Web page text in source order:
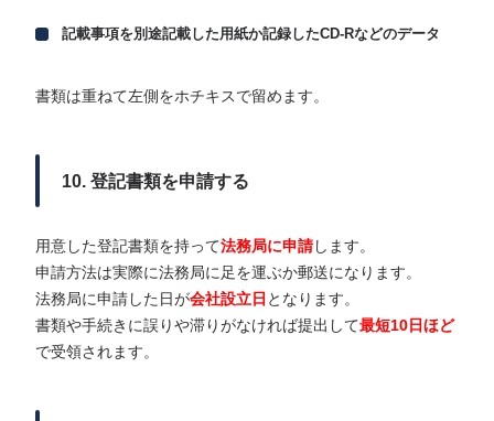
記載事項を別途記載した用紙か記録したCD-Rなどのデータ
書類は重ねて左側をホチキスで留めます。
10. 登記書類を申請する
用意した登記書類を持って法務局に申請します。
申請方法は実際に法務局に足を運ぶか郵送になります。
法務局に申請した日が会社設立日 となります。
書類や手続きに誤りや滞りがなければ提出して最短10日ほど
で受領されます。